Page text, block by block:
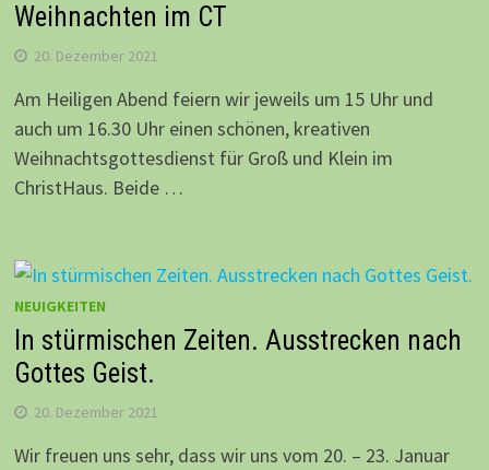
Weihnachten im CT
20. Dezember 2021
Am Heiligen Abend feiern wir jeweils um 15 Uhr und
auch um 16.30 Uhr einen schönen, kreativen
Weihnachtsgottesdienst für Groß und Klein im
ChristHaus. Beide …
NEUIGKEITEN
In stürmischen Zeiten. Ausstrecken nach
Gottes Geist.
20. Dezember 2021
Wir freuen uns sehr, dass wir uns vom 20. – 23. Januar